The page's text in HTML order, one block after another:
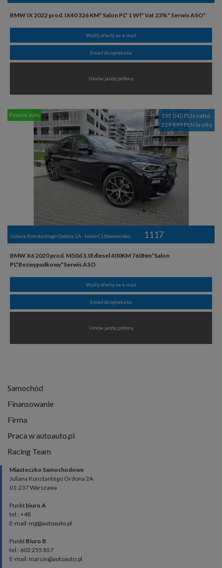
BMW IX 2022 prod. IX40 326 KM* Salon PL* 1 Wł* Vat 23%* Serwis ASO*
Wyślij ofertę na e-mail
Email do opiekuna
Umów jazdę próbną
195 040 PLN netto
239 899 PLN brutto
Pewne auto
Juliana Konstantego Ordona 2A - biuro C | Stanowisko: 1117
BMW X6 2020 prod. M50d 3.0l diesel 400KM 760Nm*Salon
PL*Bezwypadkowy*Serwis ASO
Wyślij ofertę na e-mail
Email do opiekuna
Umów jazdę próbną
Samochód
Finansowanie
Firma
Praca w autoauto.pl
Racing Team
Miasteczko Samochodowe
Juliana Konstantego Ordona 2A
01-237 Warszawa
Punkt biuro A
tel.: +48
E-mail: mg@autoauto.pl
Punkt Biuro B
tel.: 602 255 857
E-mail: marcin@autoauto.pl